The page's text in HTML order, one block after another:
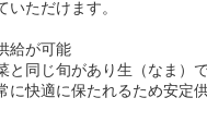
いただけます。
給が可能
と同じ旬があり生（なま）
に快適に保たれるため安定